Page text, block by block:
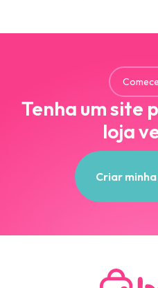
Tenha um site
loja
Criar